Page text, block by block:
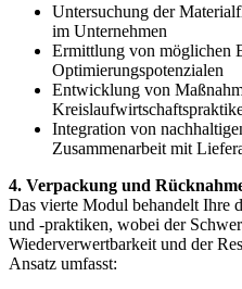
Untersuchung der
im Unternehmen
Ermittlung von möglichen
Optimierungspotenzialen
Entwicklung von
Integration von
Zusammenarbeit mit
4. Verpackung und
Das vierte Modul behandelt Ihre
und -praktiken, wobei der
Wiederverwertbarkeit und der
Ansatz umfasst: